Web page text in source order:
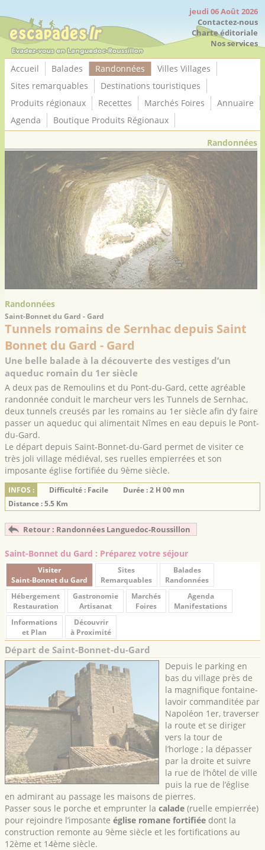
jeudi 06 Août 2026
Contactez-nous
Charte éditoriale
Nos services
Accueil Balades Randonnées
Villes Villages
Sites remarquables
Destinations touristiques
Produits régionaux
Recettes Marchés Foires
Annuaire
Agenda
Boutique Produits Régionaux
Randonnées
Randonnées
Saint-Bonnet du Gard - Gard
Tunnels romains de Sernhac depuis Saint
Bonnet du Gard - Gard
Une belle balade à la découverte des vestiges d’un
aqueduc romain du 1er siècle
A deux pas de Remoulins et du Pont-du-Gard, cette agréable
randonnée conduit le marcheur vers les Tunnels de Sernhac,
deux tunnels creusés par les romains au 1er siècle afin d’y faire
passer un aqueduc qui alimentait Nîmes en eau depuis le Pont-
du-Gard.
Le départ depuis Saint-Bonnet-du-Gard permet de visiter ce
très joli village médiéval, ses ruelles empierrées et son
imposante église fortifiée du 9ème siècle.
INFOS : Difficulté : Facile
Durée : 2 H 00 mn
Distance : 5.5 Km
Retour : Randonnées Languedoc-Roussillon
Saint-Bonnet du Gard : Préparez votre séjour
Visiter
Saint-Bonnet du Gard
Sites
Remarquables
Balades
Randonnées
Hébergement
Restauration
Gastronomie
Artisanat
Marchés
Foires
Agenda
Manifestations
Informations
et Plan
Découvrir
à Proximité
Départ de Saint-Bonnet-du-Gard
Depuis le parking en
bas du village près de
la magnifique fontaine-
lavoir commanditée par
Napoléon 1er, traverser
la route et se diriger
vers la tour de
l’horloge ; la dépasser
par la droite et suivre
la rue de l’hôtel de ville
puis la rue de l’église
en admirant au passage les maisons de pierres.
Passer sous le porche et emprunter la calade (ruelle empierrée)
pour rejoindre l’imposante église romane fortifiée dont la
construction remonte au 9ème siècle et les fortifications au
12ème et 14ème siècle.